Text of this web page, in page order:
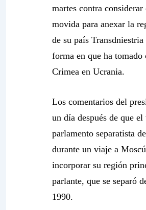
martes contra
movida para anexar la
de su país
forma en que ha tomado
Crimea en Ucrania.
Los comentarios del
un día después de que
parlamento separatista
durante un viaje a
incorporar su región
parlante, que se separó
1990.